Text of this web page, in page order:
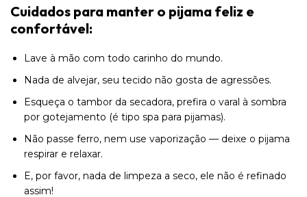
Cuidados para manter o pijama feliz e
confortável:
Lave à mão com todo carinho do mundo.
Nada de alvejar, seu tecido não gosta de agressões.
Esqueça o tambor da secadora, prefira o varal à sombra
por gotejamento (é tipo spa para pijamas).
Não passe ferro, nem use vaporização — deixe o pijama
respirar e relaxar.
E, por favor, nada de limpeza a seco, ele não é refinado
assim!